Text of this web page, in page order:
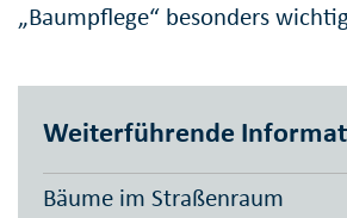
„Baumpflege“ besonders
Weiterführende
Bäume im Straßenraum